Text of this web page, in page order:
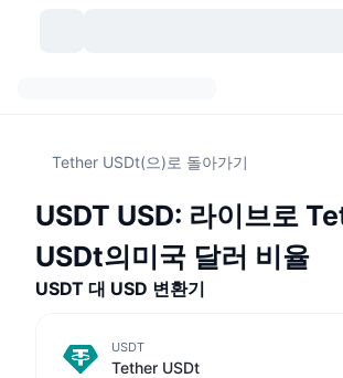
과거 스냅샷
토큰 락업 해제
현물 시장
가상자산 수
요즘 핫한 종목
새로운
거래소
중앙화 거래소
스팟
커뮤니티
피드
Tether USDt(으)로 돌아가기
USDT USD: 라이브로
USDt의미국 달러 비율
USDT 대 USD 변환기
USDT
Tether USDt